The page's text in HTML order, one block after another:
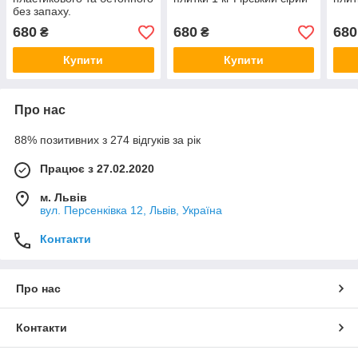
без запаху.
680 ₴
Купити
680₴
Купити
680
Про нас
88% позитивних з 274 відгуків за рік
Працює з 27.02.2020
м. Львів
вул. Персенківка 12, Львів, Україна
Контакти
Про нас
Контакти